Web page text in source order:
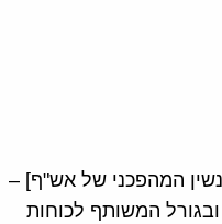
של החוק: חוק העונשין המהפכני של אש"ף] –
המשותף לכוחות